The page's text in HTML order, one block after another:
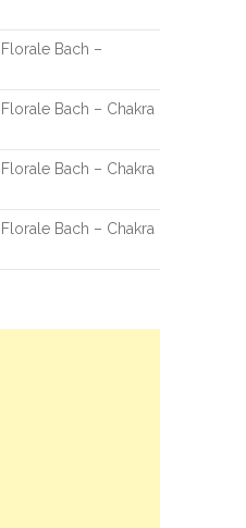
Bach –
Bach – Chakra
Bach – Chakra
Bach – Chakra